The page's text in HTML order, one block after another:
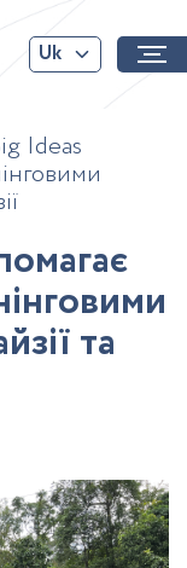
Uk
Ideas
омагає
інговими
йзіїта